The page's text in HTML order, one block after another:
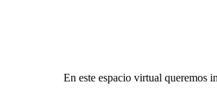
En este espacio virtual queremos